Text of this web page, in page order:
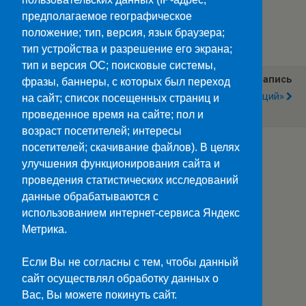
Категории:Новости
Предыдущая Запись
Интеллектуальная Игра V
Следующая Запись
«Властелин Эмоций»
Наверх
Мобильн.
Министерство науки и высшего образования>>
Госуслуги>>
предполагаемое географическое
положение; тип, версия, язык браузера;
тип устройства и разрешение его экрана;
тип и версия ОС; поисковые системы,
фразы, баннеры, с которых был переход
на сайт; список посещенных страниц и
проведенное время на сайте; пол и
возраст посетителей; интересы
посетителей; скачивание файлов). В целях
улучшения функционирования сайта и
проведения статистических исследований
данные обрабатываются с
использованием интернет-сервиса Яндекс
Метрика.
Если Вы не согласны с тем, чтобы данный
сайт осуществлял обработку данных о
Вас, Вы можете покинуть сайт.